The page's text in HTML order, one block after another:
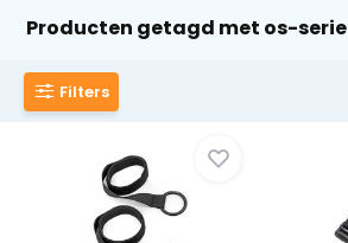
Producten getagd met os-serie
Filters